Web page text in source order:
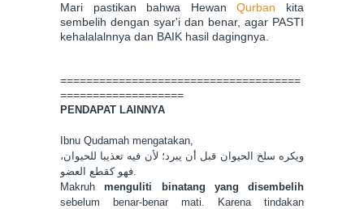
Mari pastikan bahwa HewanQurban kita
sembelih dengan syar'i dan benar, agar PASTI
kehalalalnnya dan BAIK hasil dagingnya.
=====================================
===================
PENDAPAT LAINNYA
Ibnu Qudamah mengatakan,
ويكره سلخ الحيوان قبل أن يبرد؛ لأن فيه تعذيبا للحيوان،
فهو كقطع العضو.
Makruhmenguliti binatang yang disembelih
sebelum benar-benar mati. Karena tindakan